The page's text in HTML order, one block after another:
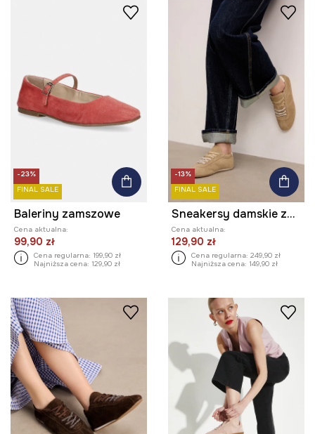
-23%
FINAL SALE
Baleriny zamszowe
Cena aktualna:
99,90 zł
Cena regularna: 199,90 zł
Najniższa cena: 129,90 zł
-13%
FINAL SALE
Sneakersy damskie zamszowe
Cena aktualna:
129,90 zł
Cena regularna: 249,90 zł
Najniższa cena: 149,90 zł